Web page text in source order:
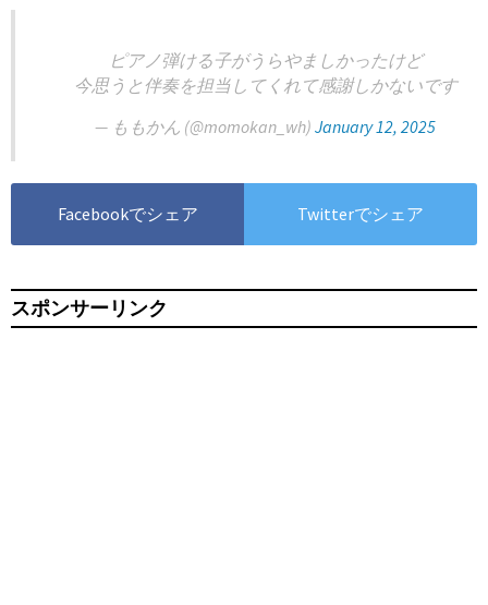
ピアノ弾ける子がうらやましかったけど
今思うと伴奏を担当してくれて感謝しかないです
— ももかん (@momokan_wh) January 12, 2025
Facebookでシェア Twitterでシェア
スポンサーリンク